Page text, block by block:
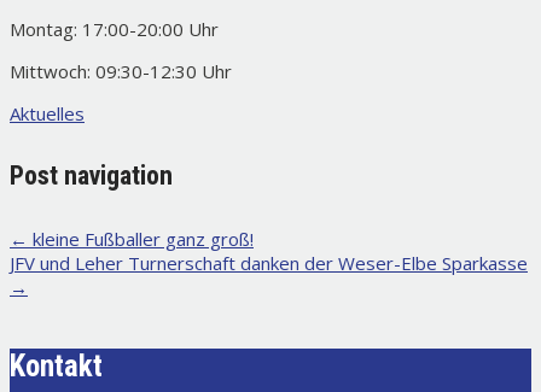
Montag: 17:00-20:00 Uhr
Mittwoch: 09:30-12:30 Uhr
Aktuelles
Post navigation
← kleine Fußballer ganz groß!
JFV und Leher Turnerschaft danken der Weser-Elbe Sparkasse
→
Kontakt